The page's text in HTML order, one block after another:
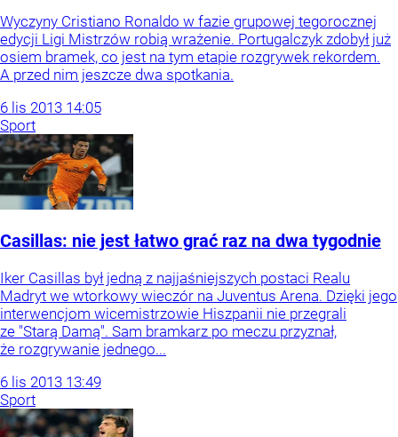
Wyczyny Cristiano Ronaldo w fazie grupowej tegorocznej
edycji Ligi Mistrzów robią wrażenie. Portugalczyk zdobył już
osiem bramek, co jest na tym etapie rozgrywek rekordem.
A przed nim jeszcze dwa spotkania.
6 lis 2013 14:05
Sport
Casillas: nie jest łatwo grać raz na dwa tygodnie
Iker Casillas był jedną z najjaśniejszych postaci Realu
Madryt we wtorkowy wieczór na Juventus Arena. Dzięki jego
interwencjom wicemistrzowie Hiszpanii nie przegrali
ze "Starą Damą". Sam bramkarz po meczu przyznał,
że rozgrywanie jednego...
6 lis 2013 13:49
Sport